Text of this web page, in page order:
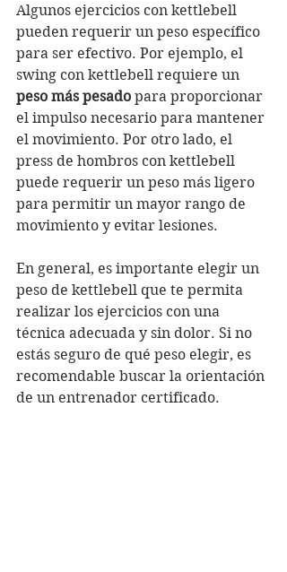
Algunos ejercicios con kettlebell
pueden requerir un peso específico
para ser efectivo. Por ejemplo, el
swing con kettlebell requiere un
peso más pesado para proporcionar
el impulso necesario para mantener
el movimiento. Por otro lado, el
press de hombros con kettlebell
puede requerir un peso más ligero
para permitir un mayor rango de
movimiento y evitar lesiones.
En general, es importante elegir un
peso de kettlebell que te permita
realizar los ejercicios con una
técnica adecuada y sin dolor. Si no
estás seguro de qué peso elegir, es
recomendable buscar la orientación
de un entrenador certificado.